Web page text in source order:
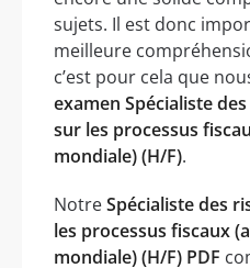
sujets. Il est donc
meilleure
c’est pour cela que
examen Spécialiste
sur les processus
mondiale) (H/F).
NotreSpécialiste des
les processus fiscaux
mondiale) (H/F) PDF